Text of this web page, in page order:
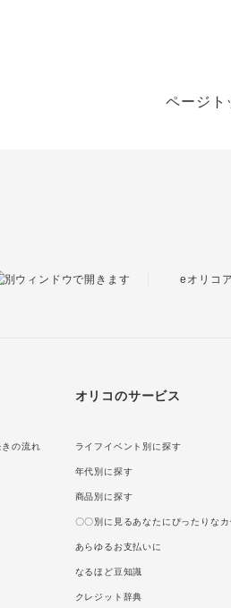
ページト
の流れ
オリコのサービス
ライフイベント別に探す
年代別に探す
商品別に探す
〇〇別に見るあなたにぴったりなカ
あらゆるお支払いに
なるほど豆知識
クレジット辞典
eオリコ